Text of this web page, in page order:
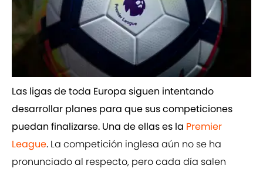
Las ligas de toda Europa siguen intentando
desarrollar planes para que sus competiciones
puedan finalizarse. Una de ellas es la Premier
League. La competición inglesa aún no se ha
pronunciado al respecto, pero cada día salen